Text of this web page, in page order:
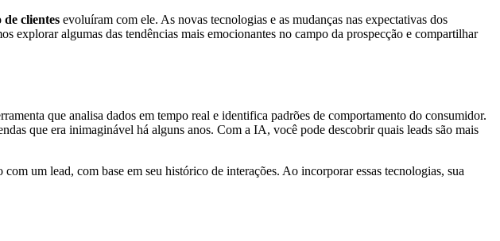
de clientes evoluíram com ele. As novas tecnologias e as mudanças nas expectativas dos
explorar algumas das tendências mais emocionantes no campo da prospecção e compartilhar
que analisa dados em tempo real e identifica padrões de comportamento do consumidor.
que era inimaginável há alguns anos. Com a IA, você pode descobrir quais leads são mais
um lead, com base em seu histórico de interações. Ao incorporar essas tecnologias, sua